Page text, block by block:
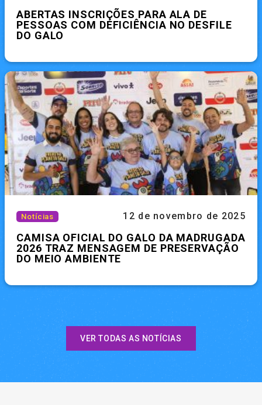
ABERTAS INSCRIÇÕES PARA ALA DE
PESSOAS COM DEFICIÊNCIA NO DESFILE
DO GALO
Notícias 12 de novembro de 2025
CAMISA OFICIAL DO GALO DA MADRUGADA
2026 TRAZ MENSAGEM DE PRESERVAÇÃO
DO MEIO AMBIENTE
VER TODAS AS NOTÍCIAS